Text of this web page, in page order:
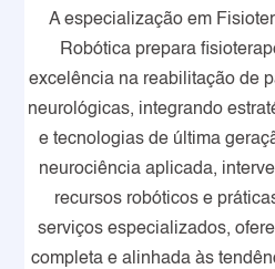
A especialização em
Robótica prepara
excelência na reabilitação de
neurológicas, integrando
e tecnologias de última
neurociência aplicada,
recursos robóticos e
serviços especializados,
completa e alinhada às